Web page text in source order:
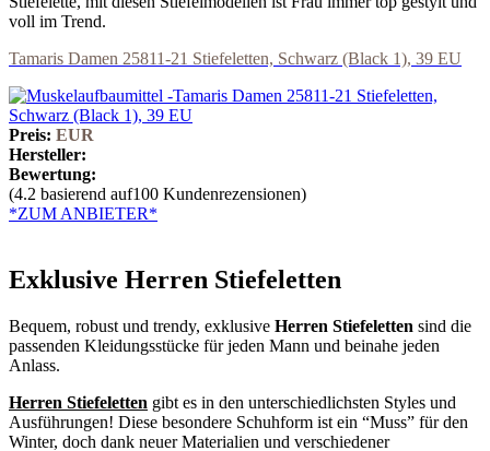
voll im Trend.
Tamaris Damen 25811-21 Stiefeletten, Schwarz (Black 1), 39 EU
Preis: EUR
Hersteller:
Bewertung:
(4.2 basierend auf100 Kundenrezensionen)
*ZUM ANBIETER*
Exklusive Herren Stiefeletten
Bequem, robust und trendy, exklusive Herren Stiefeletten sind die
passenden Kleidungsstücke für jeden Mann und beinahe jeden
Anlass.
Herren Stiefeletten gibt es in den unterschiedlichsten Styles und
Ausführungen! Diese besondere Schuhform ist ein “Muss” für den
Winter, doch dank neuer Materialien und verschiedener